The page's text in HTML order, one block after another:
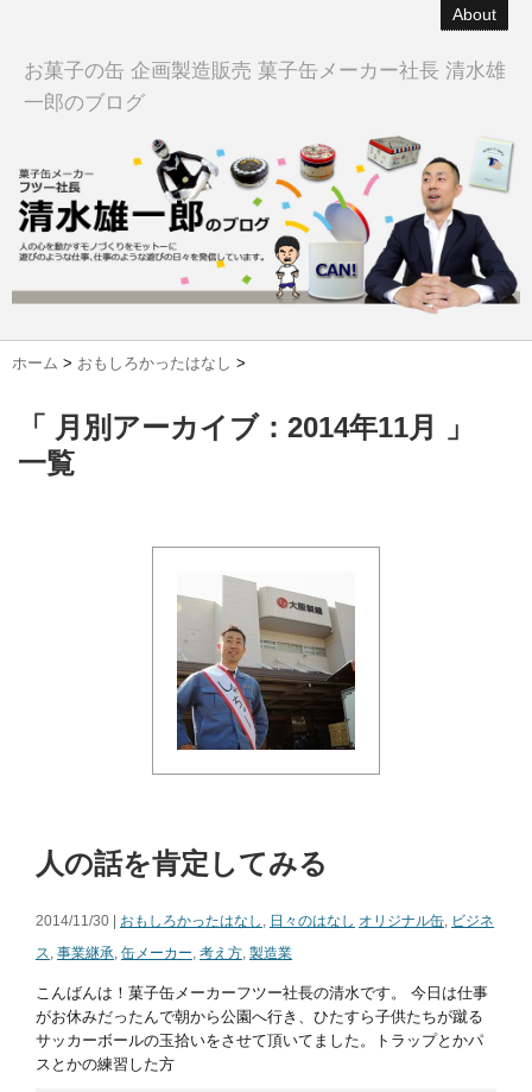
About
お菓子の缶 企画製造販売 菓子缶メーカー社長 清水雄
一郎のブログ
ホーム > おもしろかったはなし >
「 月別アーカイブ：2014年11月 」
一覧
人の話を肯定してみる
2014/11/30 | おもしろかったはなし , 日々のはなし オリジナル缶, ビジネ
ス, 事業継承, 缶メーカー, 考え方, 製造業
こんばんは！菓子缶メーカーフツー社長の清水です。 今日は仕事
がお休みだったんで朝から公園へ行き、ひたすら子供たちが蹴る
サッカーボールの玉拾いをさせて頂いてました。トラップとかパ
スとかの練習した方